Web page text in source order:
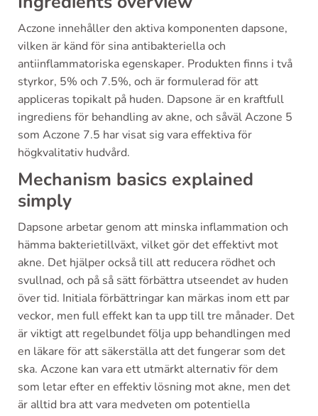
Aczone innehåller den aktiva komponenten dapsone,
vilken är känd för sina antibakteriella och
antiinflammatoriska egenskaper. Produkten finns i två
styrkor, 5% och 7.5%, och är formulerad för att
appliceras topikalt på huden. Dapsone är en kraftfull
ingrediens för behandling av akne, och såväl Aczone 5
som Aczone 7.5 har visat sig vara effektiva för
högkvalitativ hudvård.
Mechanism basics explained
simply
Dapsone arbetar genom att minska inflammation och
hämma bakterietillväxt, vilket gör det effektivt mot
akne. Det hjälper också till att reducera rödhet och
svullnad, och på så sätt förbättra utseendet av huden
över tid. Initiala förbättringar kan märkas inom ett par
veckor, men full effekt kan ta upp till tre månader. Det
är viktigt att regelbundet följa upp behandlingen med
en läkare för att säkerställa att det fungerar som det
ska. Aczone kan vara ett utmärkt alternativ för dem
som letar efter en effektiv lösning mot akne, men det
är alltid bra att vara medveten om potentiella